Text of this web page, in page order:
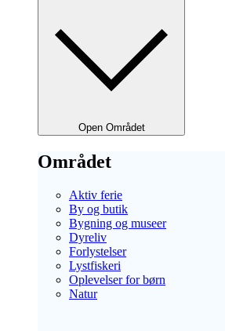
Open Området
Området
Aktiv ferie
By og butik
Bygning og museer
Dyreliv
Forlystelser
Lystfiskeri
Oplevelser for børn
Natur